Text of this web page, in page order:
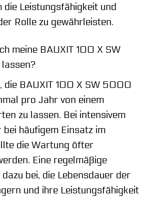
die Leistungsfähigkeit und
Rolle zu gewährleisten.
meine BAUXIT 100 X SW
die BAUXIT 100 X SW 5000
pro Jahr von einem
zu lassen. Bei intensivem
bei häufigem Einsatz im
die Wartung öfter
Eine regelmäßige
bei, die Lebensdauer der
und ihre Leistungsfähigkeit